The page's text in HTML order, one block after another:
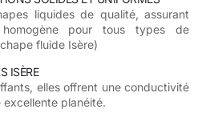
liquides de qualité, assurant
pour tous types de
fluide Isère)
ISÈRE
elles offrent une conductivité
planéité.